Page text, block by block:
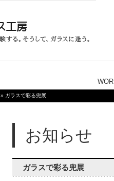
» ガラスで彩る兜展
お知らせ
ガラスで彩る兜展